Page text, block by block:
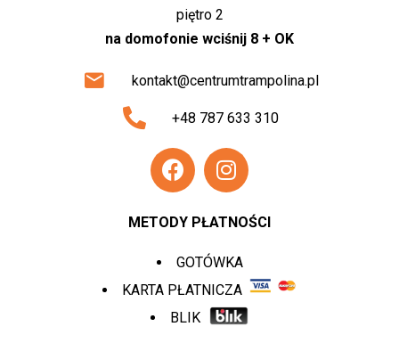
piętro 2
na domofonie wciśnij 8 + OK
kontakt@centrumtrampolina.pl
+48 787 633 310
METODY PŁATNOŚCI
GOTÓWKA
KARTA PŁATNICZA
BLIK